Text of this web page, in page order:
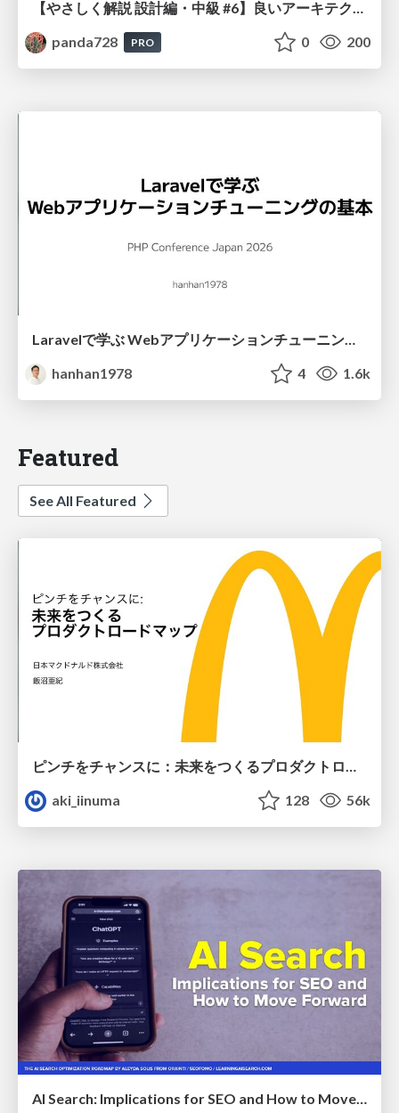
panda728
PRO 0 200
Laravelで学ぶ Webアプリケーションチューニング入門/web_application_tuning_101
hanhan1978
4 1.6k
Featured
See All Featured
ピンチをチャンスに：未来をつくるプロダクトロードマップ #pmconf2020
aki_iinuma
128 56k
AI Search: Implications for SEO and How to Move Forward - #ShenzhenSEOConference